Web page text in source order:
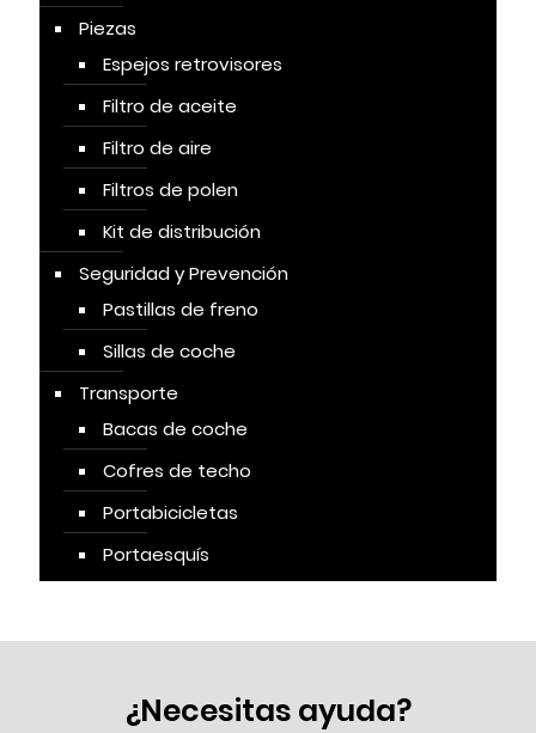
Piezas
Espejos retrovisores
Filtro de aceite
Filtro de aire
Filtros de polen
Kit de distribución
Seguridad y Prevención
Pastillas de freno
Sillas de coche
Transporte
Bacas de coche
Cofres de techo
Portabicicletas
Portaesquís
¿Necesitas ayuda?